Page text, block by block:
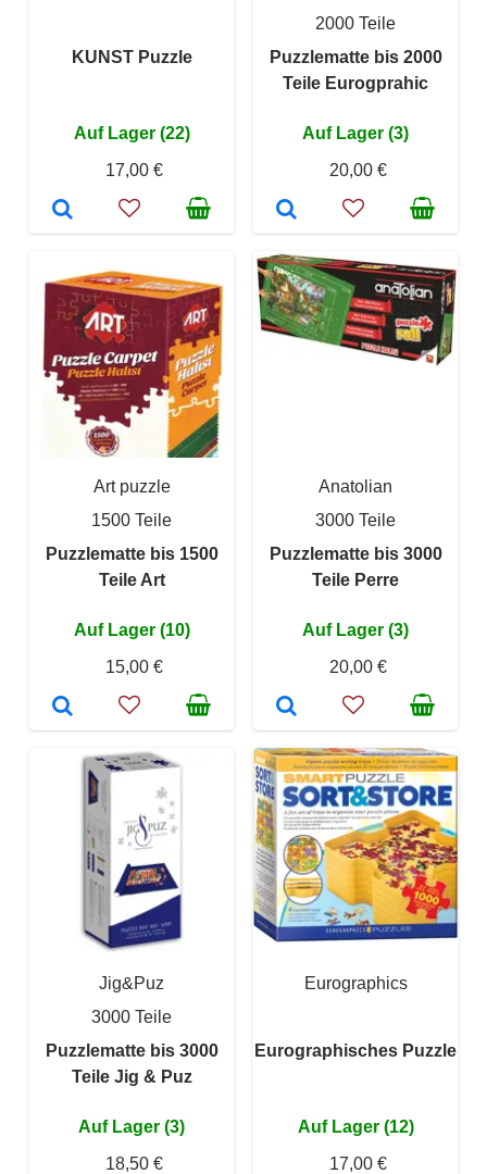
KUNST Puzzle
Auf Lager (22)
17,00 €
2000 Teile
Puzzlematte bis 2000
Teile Eurogprahic
Auf Lager (3)
20,00 €
Art puzzle
1500 Teile
Puzzlematte bis 1500
Teile Art
Auf Lager (10)
15,00 €
Anatolian
3000 Teile
Puzzlematte bis 3000
Teile Perre
Auf Lager (3)
20,00 €
Jig&Puz
3000 Teile
Puzzlematte bis 3000
Teile Jig & Puz
Auf Lager (3)
18,50 €
Eurographics
Eurographisches Puzzle
Auf Lager (12)
17,00 €